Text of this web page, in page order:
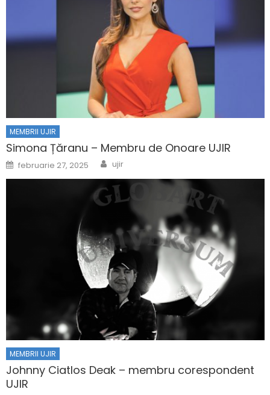
MEMBRII UJIR
Simona Țăranu – Membru de Onoare UJIR
Posted on
februarie 27, 2025 Author
ujir
MEMBRII UJIR
Johnny Ciatlos Deak – membru corespondent
UJIR